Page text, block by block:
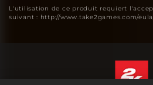
L'utilisation de ce produit requiert
suivant : http://www.take2games.com/